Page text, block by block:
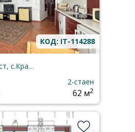
КОД: IT-114288
Добрич, област, с.Кранево
2-стаен
62 м2